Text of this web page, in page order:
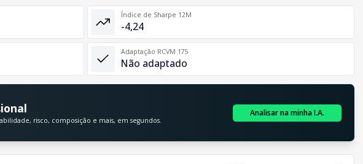
Índice de Sharpe 12M
-4,24
Adaptação RCVM 175
Não adaptado
risco, composição e mais, em segundos.
Analisar na minha I.A.